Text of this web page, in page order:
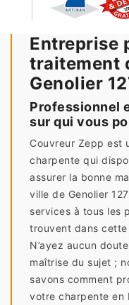
Entreprise
traitement
Genolier
Professionnel
sur qui vous
Couvreur Zepp est
charpente qui
assurer la bonne
ville de Genolier
services à tous les
trouvent dans cette
N’ayez aucun
maîtrise du sujet ;
savons comment
votre charpente en